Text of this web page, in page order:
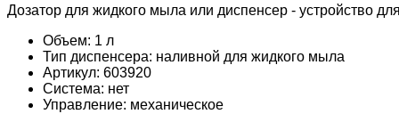
Дозатор для жидкого мыла или диспенсер - устройство
Объем: 1 л
Тип диспенсера: наливной для жидкого мыла
Артикул: 603920
Система: нет
Управление: механическое